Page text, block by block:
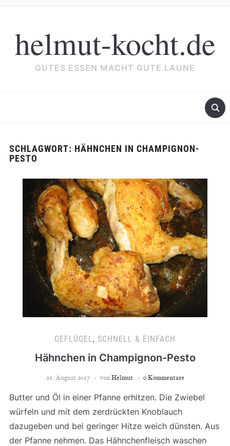
helmut-kocht.de
GUTES ESSEN MACHT GUTE LAUNE
SCHLAGWORT: HÄHNCHEN IN CHAMPIGNON-
PESTO
GEFLÜGEL, SCHNELL & EINFACH
Hähnchen in Champignon-Pesto
21. August 2017 von Helmut 0 Kommentare
Butter und Öl in einer Pfanne erhitzen. Die Zwiebel
würfeln und mit dem zerdrückten Knoblauch
dazugeben und bei geringer Hitze weich dünsten. Aus
der Pfanne nehmen. Das Hähnchenfleisch waschen